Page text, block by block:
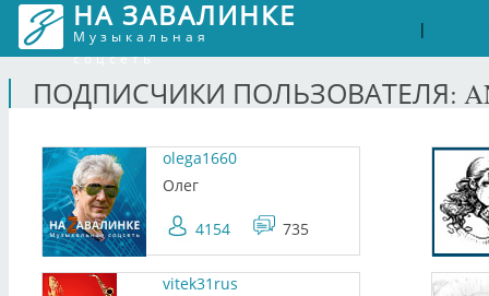
НА ЗАВАЛИНКЕ
Музыкальная
соцсеть
|
ПОДПИСЧИКИ ПОЛЬЗОВАТЕЛЯ:
olega1660
Олег
4154 735
vitek31rus